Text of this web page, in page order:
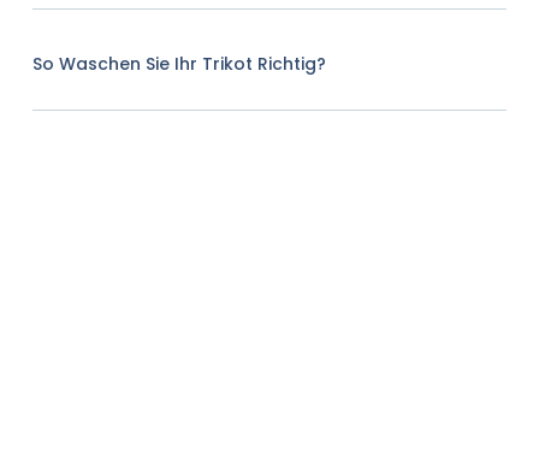
So Waschen Sie Ihr Trikot Richtig?